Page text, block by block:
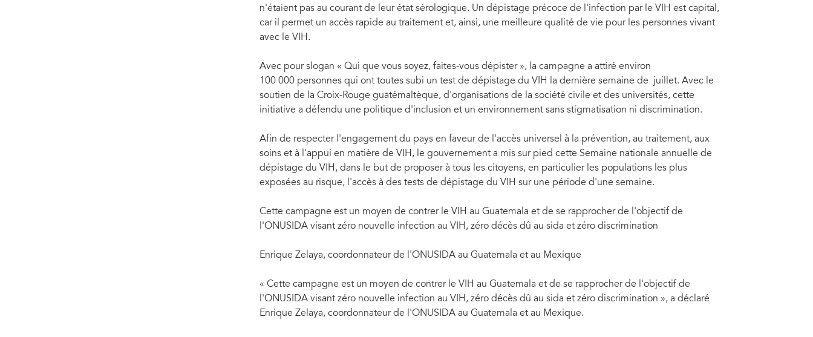
n'étaient pas au courant de leur état sérologique. Un dépistage précoce de l'infection par le VIH est capital,
car il permet un accès rapide au traitement et, ainsi, une meilleure qualité de vie pour les personnes vivant
avec le VIH.
Avec pour slogan « Qui que vous soyez, faites-vous dépister », la campagne a attiré environ
100 000 personnes qui ont toutes subi un test de dépistage du VIH la dernière semaine de juillet. Avec le
soutien de la Croix-Rouge guatémaltèque, d'organisations de la société civile et des universités, cette
initiative a défendu une politique d'inclusion et un environnement sans stigmatisation ni discrimination.
Afin de respecter l'engagement du pays en faveur de l'accès universel à la prévention, au traitement, aux
soins et à l'appui en matière de VIH, le gouvernement a mis sur pied cette Semaine nationale annuelle de
dépistage du VIH, dans le but de proposer à tous les citoyens, en particulier les populations les plus
exposées au risque, l'accès à des tests de dépistage du VIH sur une période d'une semaine.
Cette campagne est un moyen de contrer le VIH au Guatemala et de se rapprocher de l'objectif de
l'ONUSIDA visant zéro nouvelle infection au VIH, zéro décès dû au sida et zéro discrimination
Enrique Zelaya, coordonnateur de l'ONUSIDA au Guatemala et au Mexique
« Cette campagne est un moyen de contrer le VIH au Guatemala et de se rapprocher de l'objectif de
l'ONUSIDA visant zéro nouvelle infection au VIH, zéro décès dû au sida et zéro discrimination », a déclaré
Enrique Zelaya, coordonnateur de l'ONUSIDA au Guatemala et au Mexique.